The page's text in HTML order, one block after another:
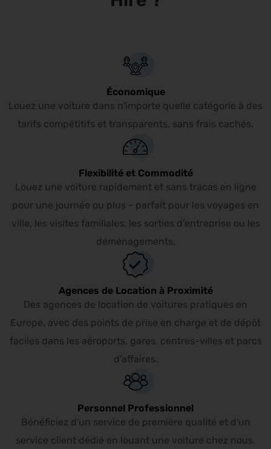
Économique
Louez une voiture dans n'importe quelle catégorie à des
tarifs compétitifs et transparents, sans frais cachés.
Flexibilité et Commodité
Louez une voiture rapidement et sans tracas en ligne
pour une journée ou plus - parfait pour les voyages en
ville, les visites familiales, les sorties d'entreprise ou les
déménagements.
Agences de Location à Proximité
Des agences de location de voitures pratiques en
Europe, avec des points de prise en charge et de dépôt
faciles dans les aéroports, gares, centres-villes et parcs
d'affaires.
Personnel Professionnel
Bénéficiez d'un service de première qualité et d'un
service client dédié en louant une voiture chez nous.